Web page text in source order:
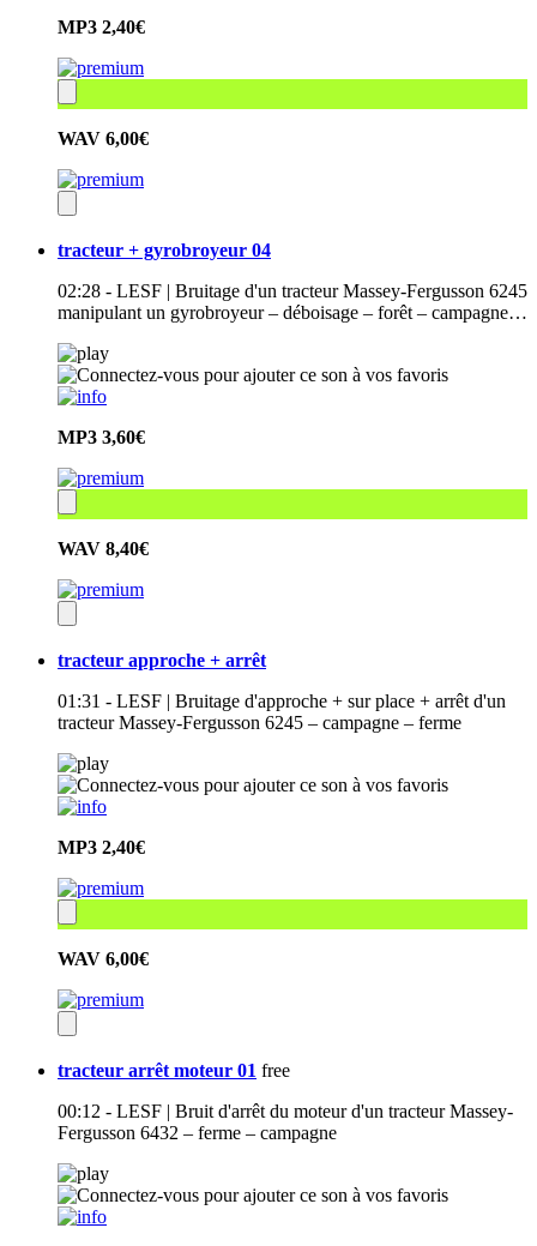
MP3 2,40€
WAV 6,00€
tracteur + gyrobroyeur 04
02:28 - LESF | Bruitage d'un tracteur Massey-Fergusson 6245
manipulant un gyrobroyeur – déboisage – forêt – campagne…
MP3 3,60€
WAV 8,40€
tracteur approche + arrêt
01:31 - LESF | Bruitage d'approche + sur place + arrêt d'un
tracteur Massey-Fergusson 6245 – campagne – ferme
MP3 2,40€
WAV 6,00€
tracteur arrêt moteur 01 free
00:12 - LESF | Bruit d'arrêt du moteur d'un tracteur Massey-
Fergusson 6432 – ferme – campagne